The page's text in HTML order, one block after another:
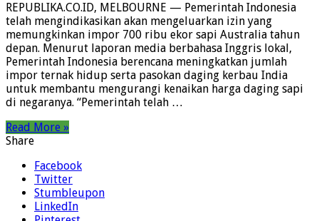
REPUBLIKA.CO.ID, MELBOURNE — Pemerintah Indonesia
telah mengindikasikan akan mengeluarkan izin yang
memungkinkan impor 700 ribu ekor sapi Australia tahun
depan. Menurut laporan media berbahasa Inggris lokal,
Pemerintah Indonesia berencana meningkatkan jumlah
impor ternak hidup serta pasokan daging kerbau India
untuk membantu mengurangi kenaikan harga daging sapi
di negaranya. “Pemerintah telah …
Read More »
Share
Facebook
Twitter
Stumbleupon
LinkedIn